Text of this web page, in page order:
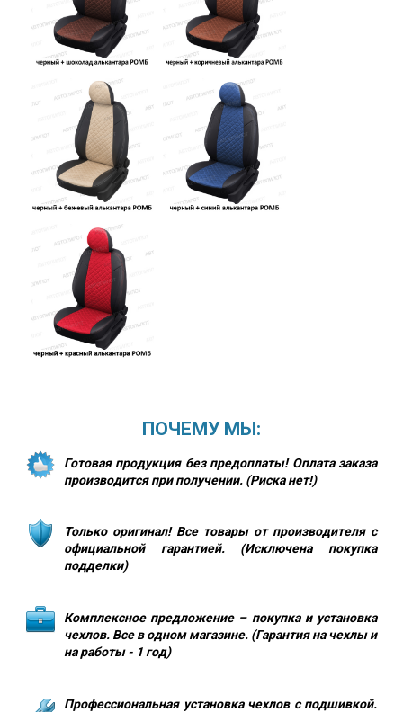
ПОЧЕМУ МЫ:
Готовая продукция без предоплаты! Оплата заказа
производится при получении. (Риска нет!)
Только оригинал! Все товары от производителя с
официальной гарантией. (Исключена покупка
подделки)
Комплексное предложение – покупка и установка
чехлов. Все в одном магазине. (Гарантия на чехлы и
на работы - 1 год)
Профессиональная установка чехлов с подшивкой.